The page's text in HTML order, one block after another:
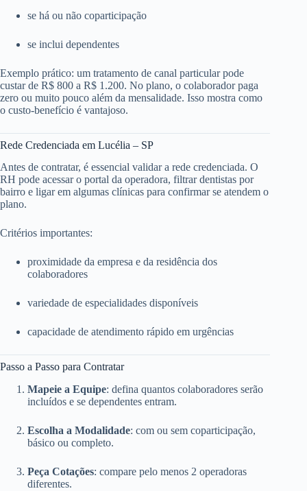
se há ou não coparticipação
se inclui dependentes
Exemplo prático: um tratamento de canal particular pode
custar de R$ 800 a R$ 1.200. No plano, o colaborador paga
zero ou muito pouco além da mensalidade. Isso mostra como
o custo-benefício é vantajoso.
Rede Credenciada em Lucélia – SP
Antes de contratar, é essencial validar a rede credenciada. O
RH pode acessar o portal da operadora, filtrar dentistas por
bairro e ligar em algumas clínicas para confirmar se atendem o
plano.
Critérios importantes:
proximidade da empresa e da residência dos
colaboradores
variedade de especialidades disponíveis
capacidade de atendimento rápido em urgências
Passo a Passo para Contratar
Mapeie a Equipe: defina quantos colaboradores serão
incluídos e se dependentes entram.
Escolha a Modalidade: com ou sem coparticipação,
básico ou completo.
Peça Cotações: compare pelo menos 2 operadoras
diferentes.